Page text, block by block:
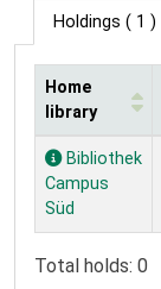
Holdings ( 1 )
Holdings
Home
library
Bibliothek
Campus
Süd
Total holds: 0